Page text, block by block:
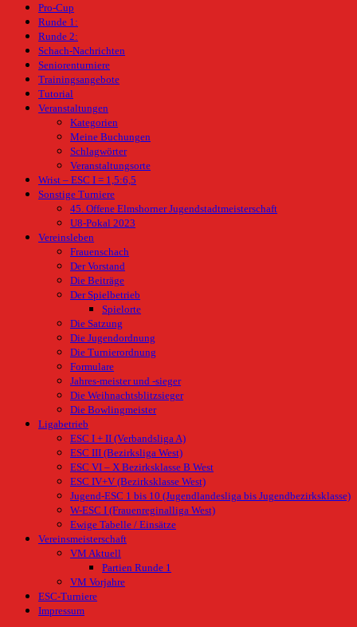
Pro-Cup
Runde 1:
Runde 2:
Schach-Nachrichten
Seniorenturniere
Trainingsangebote
Tutorial
Veranstaltungen
Kategorien
Meine Buchungen
Schlagwörter
Veranstaltungsorte
Wrist – ESC I = 1,5:6,5
Sonstige Turniere
45. Offene Elmshorner Jugendstadtmeisterschaft
U8-Pokal 2023
Vereinsleben
Frauenschach
Der Vorstand
Die Beiträge
Der Spielbetrieb
Spielorte
Die Satzung
Die Jugendordnung
Die Turnierordnung
Formulare
Jahres-meister und -sieger
Die Weihnachtsblitzsieger
Die Bowlingmeister
Ligabetrieb
ESC I + II (Verbandsliga A)
ESC III (Bezirksliga West)
ESC VI – X Bezirksklasse B West
ESC IV+V (Bezirksklasse West)
Jugend-ESC 1 bis 10 (Jugendlandesliga bis Jugendbezirksklasse)
W-ESC I (Frauenreginalliga West)
Ewige Tabelle / Einsätze
Vereinsmeisterschaft
VM Aktuell
Partien Runde 1
VM Vorjahre
ESC-Turniere
Impressum